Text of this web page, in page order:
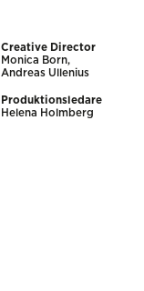
Creative Director
Monica Born,
Andreas Ullenius
Produktionsledare
Helena Holmberg